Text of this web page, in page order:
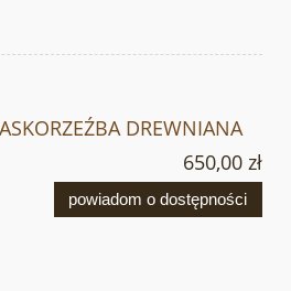
DREWNIANA
650,00 zł
powiadom o dostępności